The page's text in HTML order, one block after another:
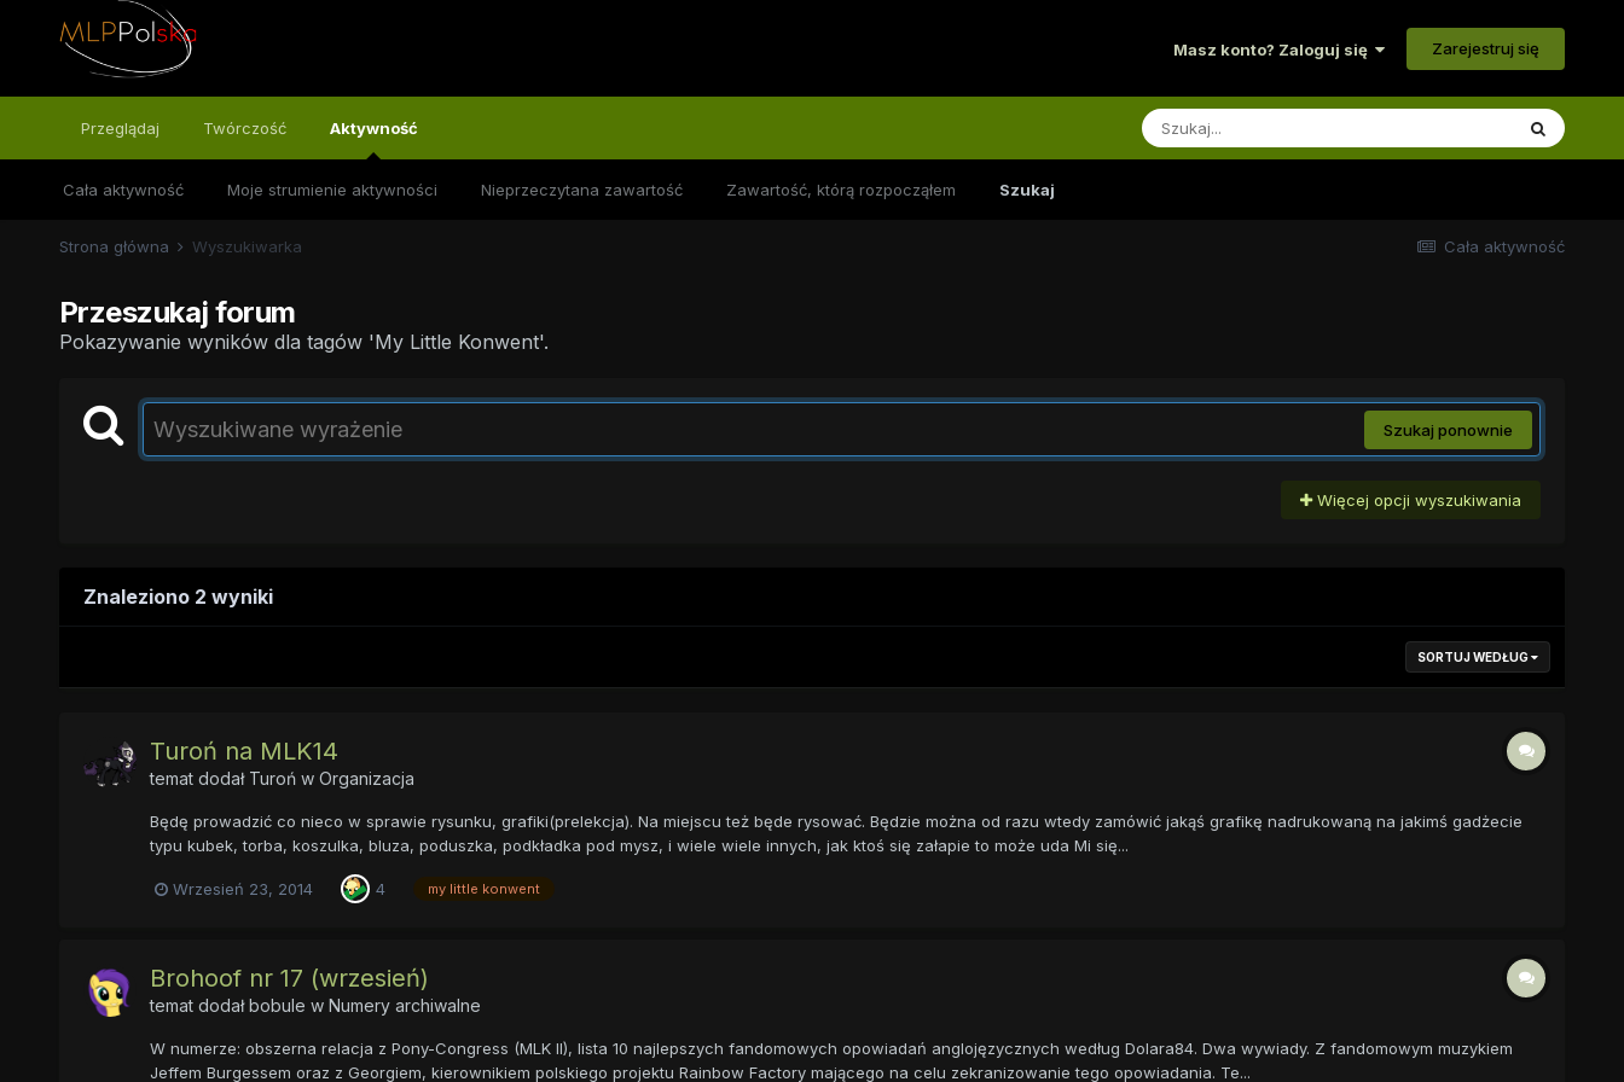
Masz konto? Zaloguj się Zarejestruj się
Przeglądaj Twórczość Aktywność
Cała aktywność Moje strumienie aktywności Nieprzeczytana zawartość Zawartość, którą rozpocząłem Szukaj
Cała aktywność
Strona główna Wyszukiwarka
Przeszukaj forum
Pokazywanie wyników dla tagów 'My Little Konwent'.
Szukaj ponownie
Więcej opcji wyszukiwania
Znaleziono 2 wyniki
SORTUJ WEDŁUG
Turoń na MLK14
temat dodał Turońw Organizacja
Będę prowadzić co nieco w sprawie rysunku, grafiki(prelekcja). Na miejscu też będe rysować. Będzie można od razu wtedy zamówić jakąś grafikę nadrukowaną na jakimś gadżecie
typu kubek, torba, koszulka, bluza, poduszka, podkładka pod mysz, i wiele wiele innych, jak ktoś się załapie to może uda Mi się...
Wrzesień 23, 2014 4 my little konwent
Brohoof nr 17 (wrzesień)
temat dodałbobule w Numery archiwalne
W numerze: obszerna relacja z Pony-Congress (MLK II), lista 10 najlepszych fandomowych opowiadań anglojęzycznych według Dolara84. Dwa wywiady. Z fandomowym muzykiem
Jeffem Burgessem oraz z Georgiem, kierownikiem polskiego projektu Rainbow Factory mającego na celu zekranizowanie tego opowiadania. Te...